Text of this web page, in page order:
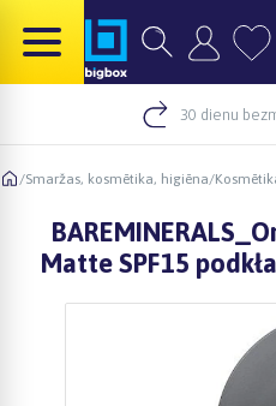
30 dienu
/Smaržas, kosmētika, higiēna/
Matte SPF15